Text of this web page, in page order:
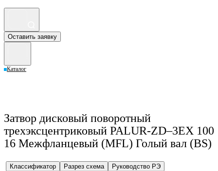
Оставить заявку
Каталог
Затвор дисковый поворотный
трехэксцентриковый PALUR-ZD–3EX 100
16 Межфланцевый (MFL) Голый вал (BS)
Классификатор Разрез схема Руководство РЭ